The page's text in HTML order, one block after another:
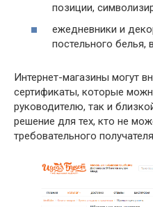
позиции,
ежедневники и
постельного белья,
Интернет-магазины могут
сертификаты, которые
руководителю, так и
решение для тех, кто не
требовательного